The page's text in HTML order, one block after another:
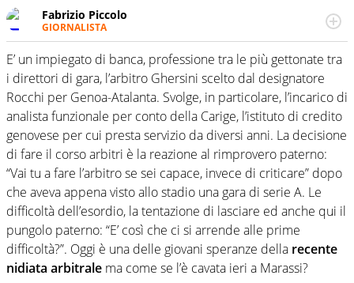
Fabrizio Piccolo
GIORNALISTA
Nella sua carriera ha seguito numerose manifestazioni
sportive e collaborato con agenzie e testate. Esperienza,
competenza, conoscenza e memoria storica. Si occupa
prevalentemente di calcio
E’ un impiegato di banca, professione tra le più gettonate tra
i direttori di gara, l’arbitro Ghersini scelto dal designatore
Rocchi per Genoa-Atalanta. Svolge, in particolare, l’incarico di
analista funzionale per conto della Carige, l’istituto di credito
genovese per cui presta servizio da diversi anni. La decisione
di fare il corso arbitri è la reazione al rimprovero paterno:
“Vai tu a fare l’arbitro se sei capace, invece di criticare” dopo
che aveva appena visto allo stadio una gara di serie A. Le
difficoltà dell’esordio, la tentazione di lasciare ed anche qui il
pungolo paterno: “E’ così che ci si arrende alle prime
difficoltà?”. Oggi è una delle giovani speranze della recente
nidiata arbitrale ma come se l’è cavata ieri a Marassi?